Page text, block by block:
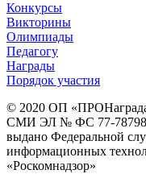
Конкурсы
Викторины
Олимпиады
Педагогу
Награды
Порядок участия
© 2020 ОП
СМИ ЭЛ № ФС 77-
выдано Федеральной
информационных
«Роскомнадзор»